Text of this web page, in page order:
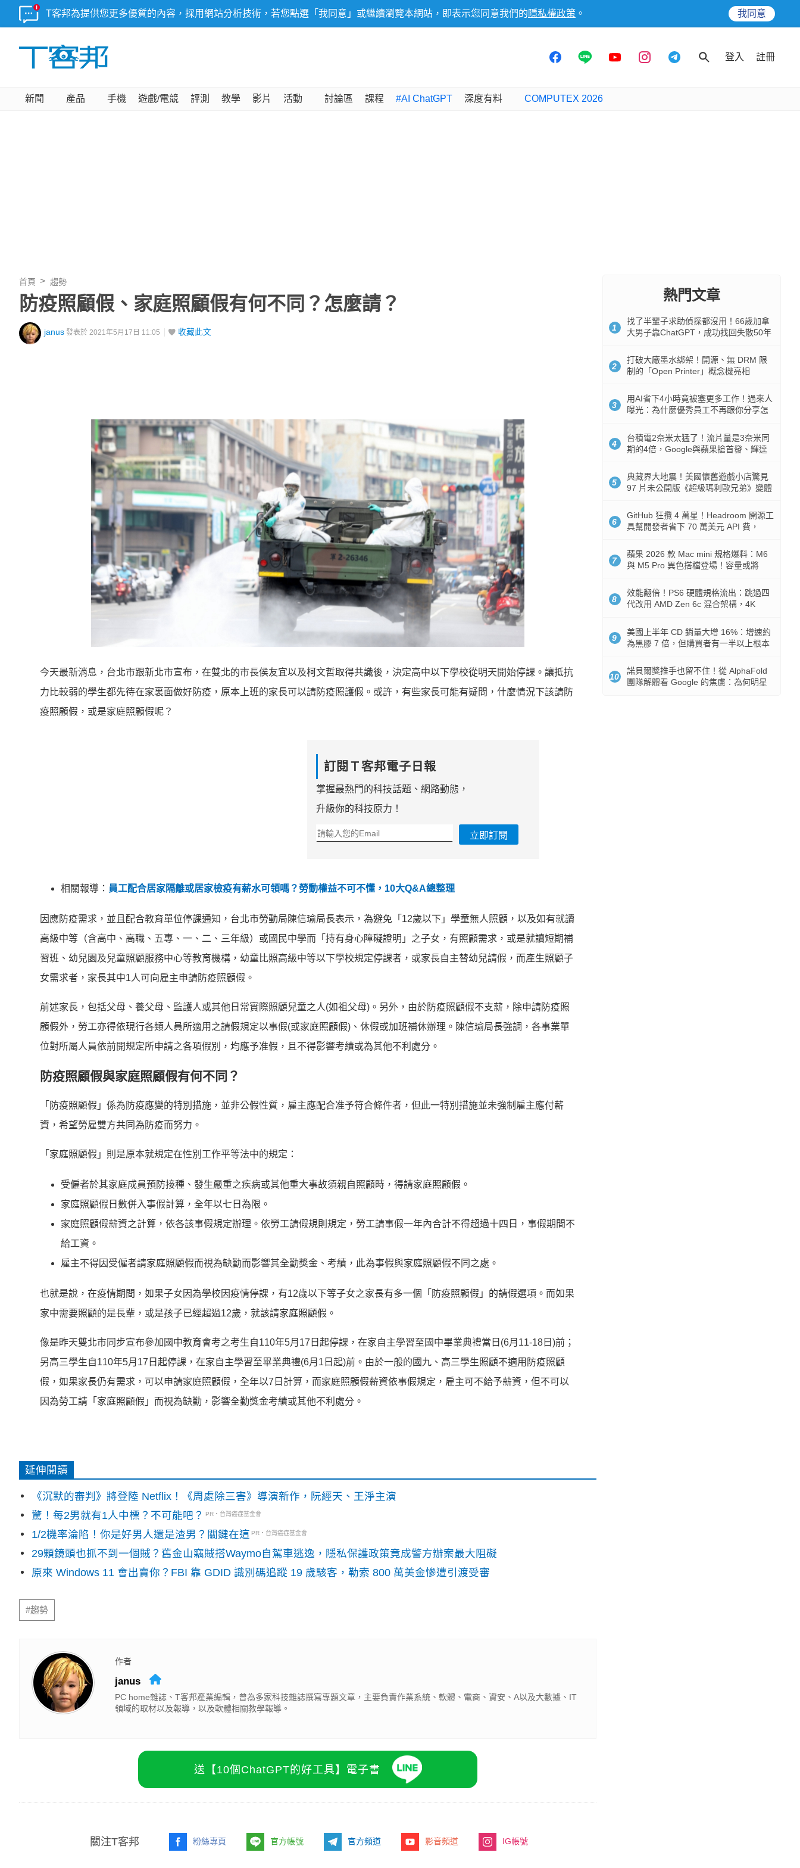
T客邦為提供您更多優質的內容，採用網站分析技術，若您點選「我同意」或繼續瀏覽本網站，即表示您同意我們的 隱私權政策 。 我同意
登入 註冊
新聞 產品 手機 遊戲/電競 評測 教學 影片 活動 討論區 課程 #AI ChatGPT 深度有料 COMPUTEX 2026
首頁 趨勢
防疫照顧假、家庭照顧假有何不同？怎麼請？
janus 發表於 2021年5月17日 11:05 收藏此文
今天最新消息，台北市跟新北市宣布，在雙北的市長侯友宜以及柯文哲取得共識後，決定高中以下學校從明天開始停課。讓抵抗
力比較弱的學生都先待在家裏面做好防疫，原本上班的家長可以請防疫照護假。或許，有些家長可能有疑問，什麼情況下該請防
疫照顧假，或是家庭照顧假呢？
訂閱Ｔ客邦電子日報
掌握最熱門的科技話題、網路動態，
升級你的科技原力！
立即訂閱
相關報導： 員工配合居家隔離或居家檢疫有薪水可領嗎？勞動權益不可不懂，10大Q&A總整理
因應防疫需求，並且配合教育單位停課通知，台北市勞動局陳信瑜局長表示，為避免「12歲以下」學童無人照顧，以及如有就讀
高級中等（含高中、高職、五專、一、二、三年級）或國民中學而「持有身心障礙證明」之子女，有照顧需求，或是就讀短期補
習班、幼兒園及兒童照顧服務中心等教育機構，幼童比照高級中等以下學校規定停課者，或家長自主替幼兒請假，而產生照顧子
女需求者，家長其中1人可向雇主申請防疫照顧假。
前述家長，包括父母、養父母、監護人或其他日常實際照顧兒童之人(如祖父母)。另外，由於防疫照顧假不支薪，除申請防疫照
顧假外，勞工亦得依現行各類人員所適用之請假規定以事假(或家庭照顧假)、休假或加班補休辦理。陳信瑜局長強調，各事業單
位對所屬人員依前開規定所申請之各項假別，均應予准假，且不得影響考績或為其他不利處分。
防疫照顧假與家庭照顧假有何不同？
「防疫照顧假」係為防疫應變的特別措施，並非公假性質，雇主應配合准予符合條件者，但此一特別措施並未強制雇主應付薪
資，希望勞雇雙方共同為防疫而努力。
「家庭照顧假」則是原本就規定在性別工作平等法中的規定：
受僱者於其家庭成員預防接種、發生嚴重之疾病或其他重大事故須親自照顧時，得請家庭照顧假。
家庭照顧假日數併入事假計算，全年以七日為限。
家庭照顧假薪資之計算，依各該事假規定辦理。依勞工請假規則規定，勞工請事假一年內合計不得超過十四日，事假期間不
給工資。
雇主不得因受僱者請家庭照顧假而視為缺勤而影響其全勤獎金、考績，此為事假與家庭照顧假不同之處。
也就是說，在疫情期間，如果子女因為學校因疫情停課，有12歲以下等子女之家長有多一個「防疫照顧假」的請假選項。而如果
家中需要照顧的是長輩，或是孩子已經超過12歲，就該請家庭照顧假。
像是昨天雙北市同步宣布參加國中教育會考之考生自110年5月17日起停課，在家自主學習至國中畢業典禮當日(6月11-18日)前；
另高三學生自110年5月17日起停課，在家自主學習至畢業典禮(6月1日起)前。由於一般的國九、高三學生照顧不適用防疫照顧
假，如果家長仍有需求，可以申請家庭照顧假，全年以7日計算，而家庭照顧假薪資依事假規定，雇主可不給予薪資，但不可以
因為勞工請「家庭照顧假」而視為缺勤，影響全勤獎金考績或其他不利處分。
延伸閱讀
《沉默的審判》將登陸 Netflix！《周處除三害》導演新作，阮經天、王淨主演
驚！每2男就有1人中標？不可能吧？
PR・台灣癌症基金會
1/2機率淪陷！你是好男人還是渣男？關鍵在這 PR・台灣癌症基金會
29顆鏡頭也抓不到一個賊？舊金山竊賊搭Waymo自駕車逃逸，隱私保護政策竟成警方辦案最大阻礙
原來 Windows 11 會出賣你？FBI 靠 GDID 識別碼追蹤 19 歲駭客，勒索 800 萬美金慘遭引渡受審
#趨勢
作者
janus
PC home雜誌、T客邦產業編輯，曾為多家科技雜誌撰寫專題文章，主要負責作業系統、軟體、電商、資安、A以及大數據、IT
領域的取材以及報導，以及軟體相關教學報導。
送【10個ChatGPT的好工具】電子書
關注T客邦 粉絲專頁 官方帳號 官方頻道 影音頻道 IG帳號
熱門文章
1
找了半輩子求助偵探都沒用！66歲加拿
大男子靠ChatGPT，成功找回失散50年
2
打破大廠墨水綁架！開源、無 DRM 限
制的「Open Printer」概念機亮相
3
用AI省下4小時竟被塞更多工作！過來人
曝光：為什麼優秀員工不再跟你分享怎
4
台積電2奈米太猛了！流片量是3奈米同
期的4倍，Google與蘋果搶首發、輝達
5
典藏界大地震！美國懷舊遊戲小店驚見
97 片未公開版《超級瑪利歐兄弟》變體
6
GitHub 狂攬 4 萬星！Headroom 開源工
具幫開發者省下 70 萬美元 API 費，
7
蘋果 2026 款 Mac mini 規格爆料：M6
與 M5 Pro 異色搭檔登場！容量或將
8
效能翻倍！PS6 硬體規格流出：跳過四
代改用 AMD Zen 6c 混合架構，4K
9
美國上半年 CD 銷量大增 16%：增速約
為黑膠 7 倍，但購買者有一半以上根本
10
諾貝爾獎推手也留不住！從 AlphaFold
團隊解體看 Google 的焦慮：為何明星